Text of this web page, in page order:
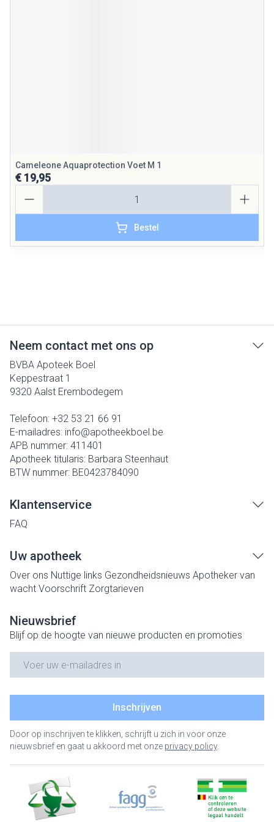
Cameleone Aquaprotection Voet M 1
€ 19,95
Bestel
Neem contact met ons op
BVBA Apoteek Boel
Keppestraat 1
9320 Aalst Erembodegem
Telefoon: +32 53 21 66 91
E-mailadres: info@apotheekboel.be
APB nummer: 411401
Apotheek titularis: Barbara Steenhaut
BTW nummer: BE0423784090
Klantenservice
FAQ
Uw apotheek
Over ons Nuttige links Gezondheidsnieuws Apotheker van
wacht Voorschrift Zorgtarieven
Nieuwsbrief
Blijf op de hoogte van nieuwe producten en promoties
Inschrijven
Door op inschrijven te klikken, schrijft u zich in voor onze
nieuwsbrief en gaat u akkoord met onze privacy policy.